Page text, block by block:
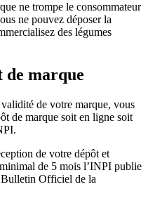
ne trompe le consommateur
ne pouvez déposer la
des légumes
de marque
de votre marque, vous
de marque soit en ligne soit
de votre dépôt et
de 5 mois l’INPI publie
Bulletin Officiel de la